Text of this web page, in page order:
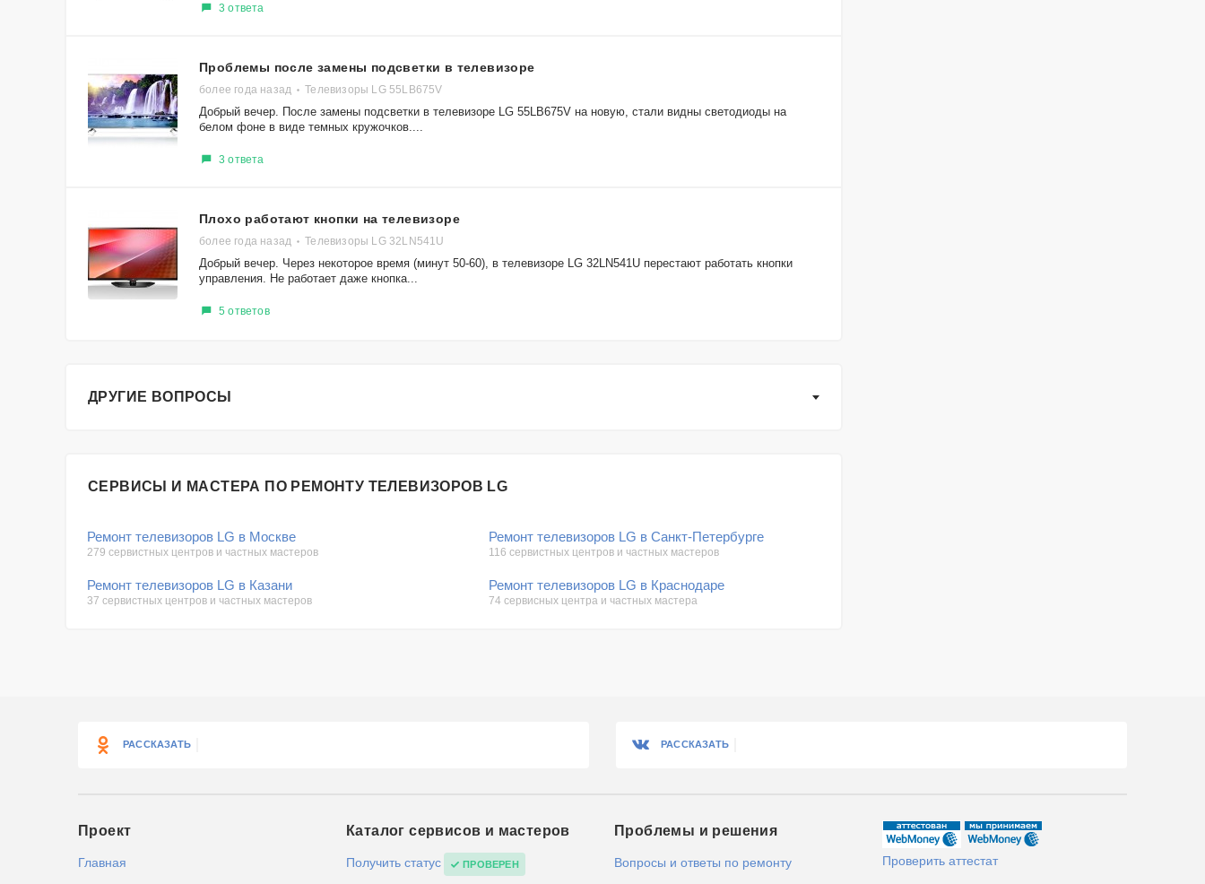
3 ответа
Проблемы после замены подсветки в телевизоре
более года назад Телевизоры LG 55LB675V
Добрый вечер. После замены подсветки в телевизоре LG 55LB675V на новую, стали видны светодиоды на
белом фоне в виде темных кружочков....
3 ответа
Плохо работают кнопки на телевизоре
более года назад Телевизоры LG 32LN541U
Добрый вечер. Через некоторое время (минут 50-60), в телевизоре LG 32LN541U перестают работать кнопки
управления. Не работает даже кнопка...
5 ответов
ДРУГИЕ ВОПРОСЫ
СЕРВИСЫ И МАСТЕРА ПО РЕМОНТУ ТЕЛЕВИЗОРОВ LG
Ремонт телевизоров LG в Москве
279 сервистных центров и частных мастеров
Ремонт телевизоров LG в Санкт-Петербурге
116 сервистных центров и частных мастеров
Ремонт телевизоров LG в Казани
37 сервистных центров и частных мастеров
Ремонт телевизоров LG в Краснодаре
74 сервисных центра и частных мастера
РАССКАЗАТЬ РАССКАЗАТЬ
Проект
Главная
Каталог сервисов и мастеров
Получить статус ПРОВЕРЕН
Проблемы и решения
Вопросы и ответы по ремонту
Проверить аттестат